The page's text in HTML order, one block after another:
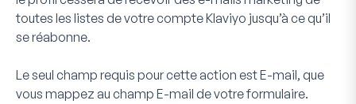
toutes les listes de votre compte Klaviyo jusqu’à ce qu’il
se réabonne.
Le seul champ requis pour cette action estE-mail, que
vous mappez au champ E-mail de votre formulaire.